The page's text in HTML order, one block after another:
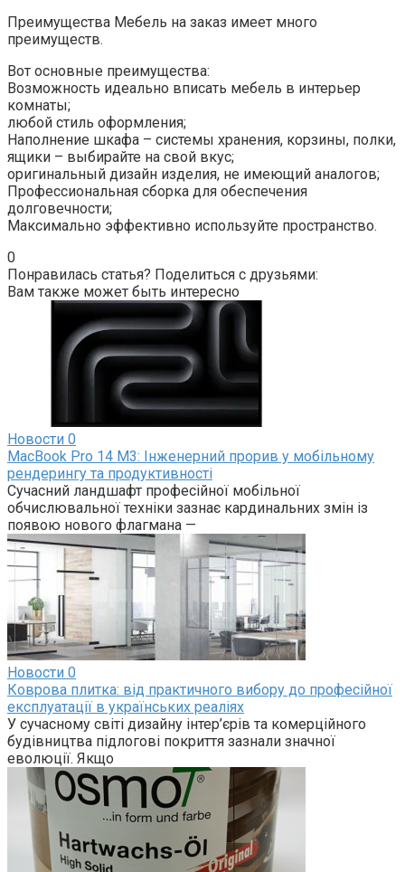
Преимущества Мебель на заказ имеет много
преимуществ.
Вот основные преимущества:
Возможность идеально вписать мебель в интерьер
комнаты;
любой стиль оформления;
Наполнение шкафа – системы хранения, корзины, полки,
ящики – выбирайте на свой вкус;
оригинальный дизайн изделия, не имеющий аналогов;
Профессиональная сборка для обеспечения
долговечности;
Максимально эффективно используйте пространство.
0
Понравилась статья? Поделиться с друзьями:
Вам также может быть интересно
Новости 0
MacBook Pro 14 M3: Інженерний прорив у мобільному
рендерингу та продуктивності
Сучасний ландшафт професійної мобільної
обчислювальної техніки зазнає кардинальних змін із
появою нового флагмана —
Новости 0
Коврова плитка: від практичного вибору до професійної
експлуатації в українських реаліях
У сучасному світі дизайну інтер’єрів та комерційного
будівництва підлогові покриття зазнали значної
еволюції. Якщо